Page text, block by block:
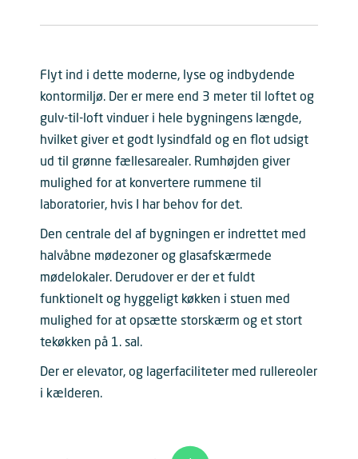
Flyt ind i dette moderne, lyse og indbydende
kontormiljø. Der er mere end 3 meter til loftet og
gulv-til-loft vinduer i hele bygningens længde,
hvilket giver et godt lysindfald og en flot udsigt
ud til grønne fællesarealer. Rumhøjden giver
mulighed for at konvertere rummene til
laboratorier, hvis I har behov for det.
Den centrale del af bygningen er indrettet med
halvåbne mødezoner og glasafskærmede
mødelokaler. Derudover er der et fuldt
funktionelt og hyggeligt køkken i stuen med
mulighed for at opsætte storskærm og et stort
tekøkken på 1. sal.
Der er elevator, og lagerfaciliteter med rullereoler
i kælderen.